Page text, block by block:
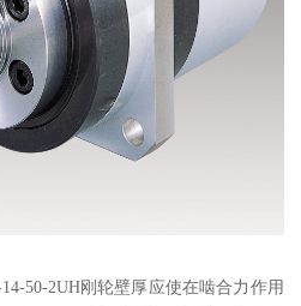
50-2UH刚轮壁厚应使在啮合力作用